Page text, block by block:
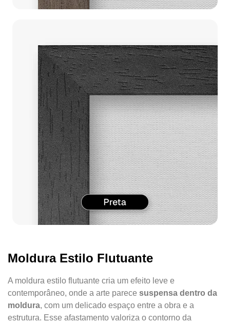
Moldura Estilo Flutuante
A moldura estilo flutuante cria um efeito leve e
contemporâneo, onde a arte parece suspensa dentro da
moldura, com um delicado espaço entre a obra e a
estrutura. Esse afastamento valoriza o contorno da